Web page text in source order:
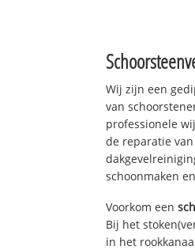
Wij zijn een
van
professionele
de reparatie
schoonmaken
Voorkom een
Bij het
in het